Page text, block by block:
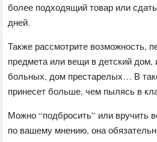
более подходящий товар или
дней.
Также рассмотрите возможность,
предмета или вещи в детский дом,
больных, дом престарелых… В
принесет больше, чем пылясь в
Можно “подбросить” или вручить
по вашему мнению, она